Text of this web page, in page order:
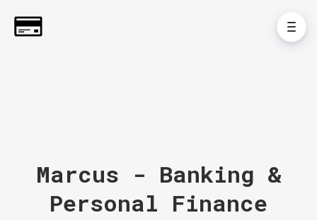
Marcus - Banking &
Personal Finance